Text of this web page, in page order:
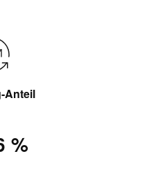
Anteil
%